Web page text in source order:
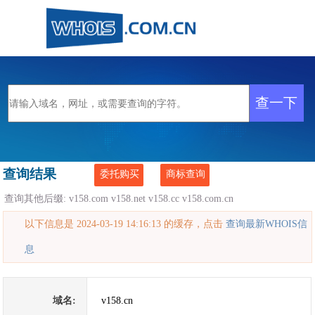
查询结果 委托购买 商标查询
查询其他后缀:v158.com v158.net v158.cc v158.com.cn
以下信息是 2024-03-19 14:16:13 的缓存，点击查询最新WHOIS信
息
域名: v158.cn